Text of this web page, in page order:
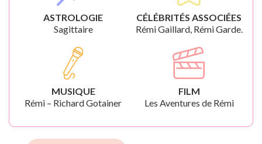
ASTROLOGIE
Sagittaire
CÉLÉBRITÉS ASSOCIÉES
Rémi Gaillard, Rémi Garde.
MUSIQUE
Rémi – Richard Gotainer
FILM
Les Aventures de Rémi